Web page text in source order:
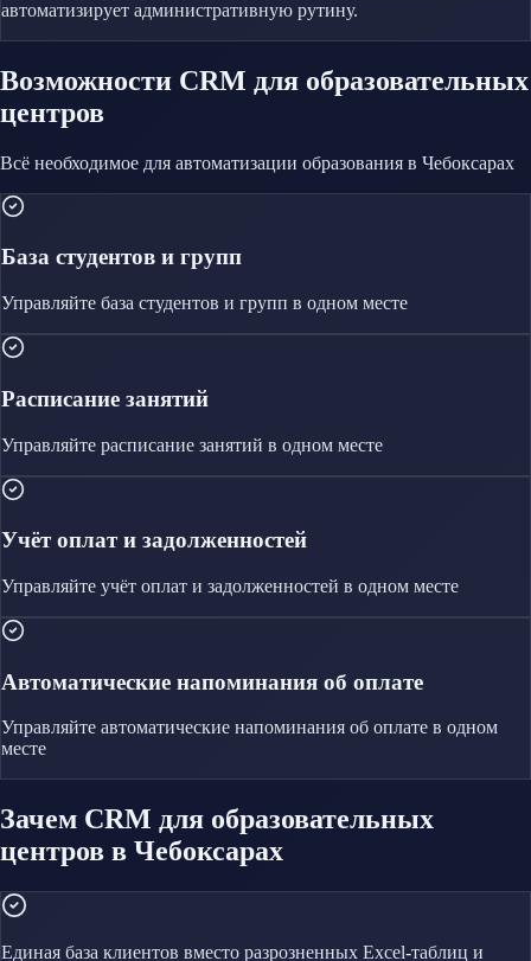
автоматизирует административную рутину.
Возможности CRM для образовательных
центров
Всё необходимое для автоматизации образования в Чебоксарах
База студентов и групп
Управляйте база студентов и групп в одном месте
Расписание занятий
Управляйте расписание занятий в одном месте
Учёт оплат и задолженностей
Управляйте учёт оплат и задолженностей в одном месте
Автоматические напоминания об оплате
Управляйте автоматические напоминания об оплате в одном
месте
Зачем CRM для образовательных
центров в Чебоксарах
Единая база клиентов вместо разрозненных Excel-таблиц и